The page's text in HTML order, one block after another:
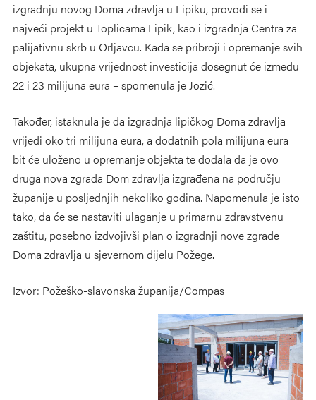
izgradnju novog Doma zdravlja u Lipiku, provodi se i
najveći projekt u Toplicama Lipik, kao i izgradnja Centra za
palijativnu skrb u Orljavcu. Kada se pribroji i opremanje svih
objekata, ukupna vrijednost investicija dosegnut će između
22 i 23 milijuna eura – spomenula je Jozić.
Također, istaknula je da izgradnja lipičkog Doma zdravlja
vrijedi oko tri milijuna eura, a dodatnih pola milijuna eura
bit će uloženo u opremanje objekta te dodala da je ovo
druga nova zgrada Dom zdravlja izgrađena na području
županije u posljednjih nekoliko godina. Napomenula je isto
tako, da će se nastaviti ulaganje u primarnu zdravstvenu
zaštitu, posebno izdvojivši plan o izgradnji nove zgrade
Doma zdravlja u sjevernom dijelu Požege.
Izvor: Požeško-slavonska županija/Compas